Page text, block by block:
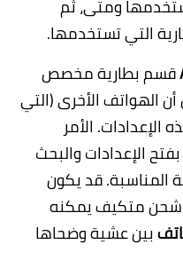
ومتى، ثم
التي تستخدمها.
قسم بطارية مخصص
الهواتف الأخرى (التي
الإعدادات. الأمر
الإعدادات والبحث
المناسبة. قد يكون
شحن متكيف يمكنه
بين عشية وضحاها